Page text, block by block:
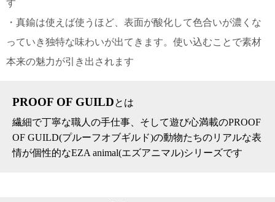
す
・真鍮は使えば使うほど、表面が酸化して色合いが濃くな
っていき独特な味わいが出てきます。使い込むことで素材
本来の魅力が引き出されます
PROOF OF GUILDとは
繊細で丁寧な職人の手仕事、そして遊び心満載のPROOF
OF GUILD(プルーフオブギルド)の動物たちのリアルな表
情が個性的なEZA animal(エズアニマル)シリーズです